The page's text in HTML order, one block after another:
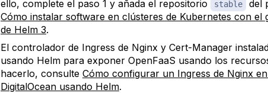
ello, complete el paso 1 y añada el repositorio
stable
del
Cómo instalar software en clústeres de Kubernetes con el
de Helm 3.
El controlador de Ingress de Nginx y Cert-Manager
usando Helm para exponer OpenFaaS usando los
hacerlo, consulte Cómo configurar un Ingress de Nginx
DigitalOcean usando Helm.